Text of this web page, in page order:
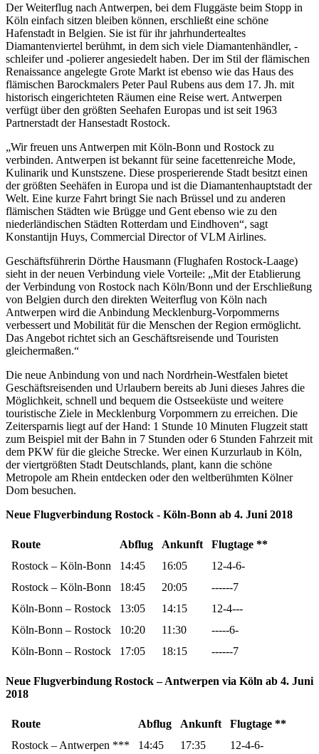
Der Weiterflug nach Antwerpen, bei dem Fluggäste beim Stopp in
Köln einfach sitzen bleiben können, erschließt eine schöne
Hafenstadt in Belgien. Sie ist für ihr jahrhundertealtes
Diamantenviertel berühmt, in dem sich viele Diamantenhändler, -
schleifer und -polierer angesiedelt haben. Der im Stil der flämischen
Renaissance angelegte Grote Markt ist ebenso wie das Haus des
flämischen Barockmalers Peter Paul Rubens aus dem 17. Jh. mit
historisch eingerichteten Räumen eine Reise wert. Antwerpen
verfügt über den größten Seehafen Europas und ist seit 1963
Partnerstadt der Hansestadt Rostock.
„Wir freuen uns Antwerpen mit Köln-Bonn und Rostock zu
verbinden. Antwerpen ist bekannt für seine facettenreiche Mode,
Kulinarik und Kunstszene. Diese prosperierende Stadt besitzt einen
der größten Seehäfen in Europa und ist die Diamantenhauptstadt der
Welt. Eine kurze Fahrt bringt Sie nach Brüssel und zu anderen
flämischen Städten wie Brügge und Gent ebenso wie zu den
niederländischen Städten Rotterdam und Eindhoven“, sagt
Konstantijn Huys, Commercial Director of VLM Airlines.
Geschäftsführerin Dörthe Hausmann (Flughafen Rostock-Laage)
sieht in der neuen Verbindung viele Vorteile: „Mit der Etablierung
der Verbindung von Rostock nach Köln/Bonn und der Erschließung
von Belgien durch den direkten Weiterflug von Köln nach
Antwerpen wird die Anbindung Mecklenburg-Vorpommerns
verbessert und Mobilität für die Menschen der Region ermöglicht.
Das Angebot richtet sich an Geschäftsreisende und Touristen
gleichermaßen.“
Die neue Anbindung von und nach Nordrhein-Westfalen bietet
Geschäftsreisenden und Urlaubern bereits ab Juni dieses Jahres die
Möglichkeit, schnell und bequem die Ostseeküste und weitere
touristische Ziele in Mecklenburg Vorpommern zu erreichen. Die
Zeitersparnis liegt auf der Hand: 1 Stunde 10 Minuten Flugzeit statt
zum Beispiel mit der Bahn in 7 Stunden oder 6 Stunden Fahrzeit mit
dem PKW für die gleiche Strecke. Wer einen Kurzurlaub in Köln,
der viertgrößten Stadt Deutschlands, plant, kann die schöne
Metropole am Rhein entdecken oder den weltberühmten Kölner
Dom besuchen.
Neue Flugverbindung Rostock - Köln-Bonn ab 4. Juni 2018
Route Abflug Ankunft
Flugtage **
Rostock – Köln-Bonn
14:45 16:05
12-4-6-
Rostock – Köln-Bonn
18:45 20:05
------7
Köln-Bonn – Rostock
13:05 14:15
12-4---
Köln-Bonn – Rostock
10:20 11:30
-----6-
Köln-Bonn – Rostock
17:05 18:15 ------7
Neue Flugverbindung Rostock – Antwerpen via Köln ab 4. Juni
2018
Route Abflug Ankunft
Flugtage **
Rostock – Antwerpen ***
14:45 17:35 12-4-6-